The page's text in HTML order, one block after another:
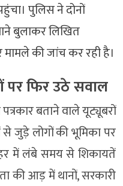
पुलिस ने दोनों
बुलाकर लिखित
की जांच कर रही है।
पर फिर उठे सवाल
बताने वाले यूट्यूबरों
जुड़े लोगों की भूमिका पर
में लंबे समय से शिकायतें
की आड़ में थानों, सरकारी